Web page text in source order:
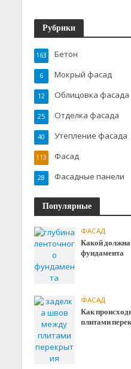
Рубрики
Бетон
163
Мокрый фасад
6
Облицовка фасада
12
Отделка фасада
25
Утепление фасада
40
Фасад
113
Фасадные панели
28
Популярные
ФАСАД
Какой должна
фундамента
ФАСАД
Как
плитами